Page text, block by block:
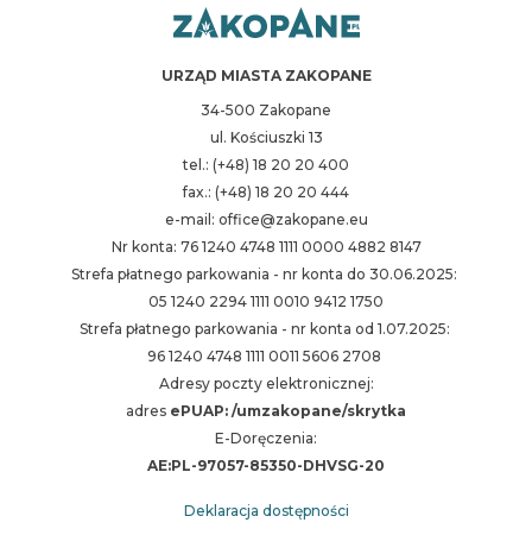
URZĄD MIASTA ZAKOPANE
34-500 Zakopane
ul. Kościuszki 13
tel.: (+48) 18 20 20 400
fax.: (+48) 18 20 20 444
e-mail: office@zakopane.eu
Nr konta: 76 1240 4748 1111 0000 4882 8147
Strefa płatnego parkowania - nr konta do 30.06.2025:
05 1240 2294 1111 0010 9412 1750
Strefa płatnego parkowania - nr konta od 1.07.2025:
96 1240 4748 1111 0011 5606 2708
Adresy poczty elektronicznej:
adres ePUAP: /umzakopane/skrytka
E-Doręczenia:
AE:PL-97057-85350-DHVSG-20
Deklaracja dostępności